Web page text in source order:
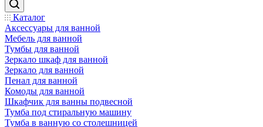
Каталог
Аксессуары для ванной
Мебель для ванной
Тумбы для ванной
Зеркало шкаф для ванной
Зеркало для ванной
Пенал для ванной
Комоды для ванной
Шкафчик для ванны подвесной
Тумба под стиральную машину
Тумба в ванную со столешницей